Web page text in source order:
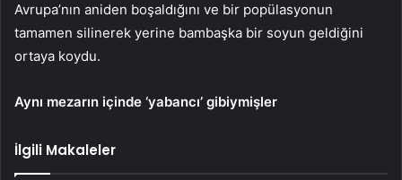
Avrupa’nın aniden boşaldığını ve bir popülasyonun
tamamen silinerek yerine bambaşka bir soyun geldiğini
ortaya koydu.
Aynı mezarın içinde ‘yabancı’ gibiymişler
İlgili Makaleler